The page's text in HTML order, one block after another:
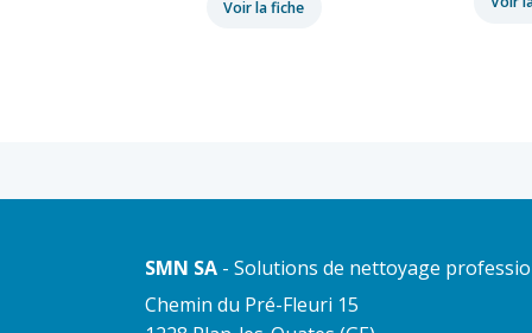
Voir la fiche
SMN SA - Solutions de nettoyage
Chemin du Pré-Fleuri 15